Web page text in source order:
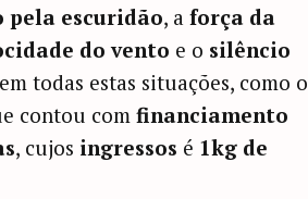
pela escuridão, a força da
do vento e o silêncio
todas estas situações, como o
contou comfinanciamento
, cujos ingressos é 1kg de